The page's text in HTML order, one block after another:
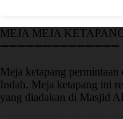
MEJA MEJA
➖➖➖➖➖➖➖➖➖➖➖➖➖➖
Meja ketapang
Indah. Meja ketapang ini
yang diadakan di Masjid